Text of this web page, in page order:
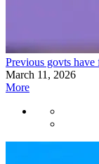
Previous govts
March 11, 2026
More